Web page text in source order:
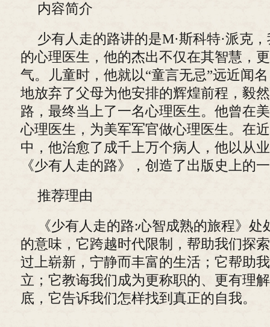
内容简介
少有人走的路讲的是M·斯科特·派克
的心理医生，他的杰出不仅在其智慧，
气。儿童时，他就以“童言无忌”远近闻
地放弃了父母为他安排的辉煌前程，毅
路，最终当上了一名心理医生。他曾在
心理医生，为美军军官做心理医生。在
中，他治愈了成千上万个病人，他以从
《少有人走的路》，创造了出版史上的
推荐理由
《少有人走的路:心智成熟的旅程》
的意味，它跨越时代限制，帮助我们探
过上崭新，宁静而丰富的生活；它帮助
立；它教诲我们成为更称职的、更有理
底，它告诉我们怎样找到真正的自我。